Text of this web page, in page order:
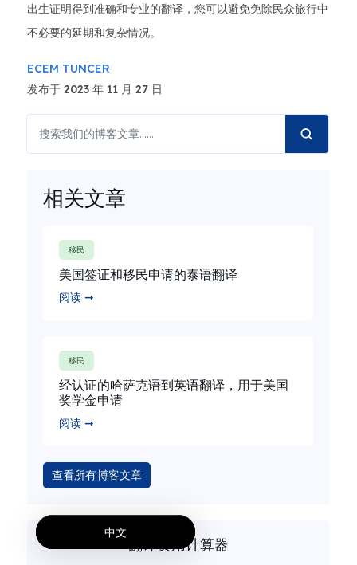
出生证明得到准确和专业的翻译，您可以避免免除民众旅行中
不必要的延期和复杂情况。
ECEM TUNCER
发布于 2023 年 11 月 27 日
相关文章
移民
美国签证和移民申请的泰语翻译
阅读 ➞
移民
经认证的哈萨克语到英语翻译，用于美国
奖学金申请
阅读 ➞
查看所有博客文章
翻译费用计算器
中文